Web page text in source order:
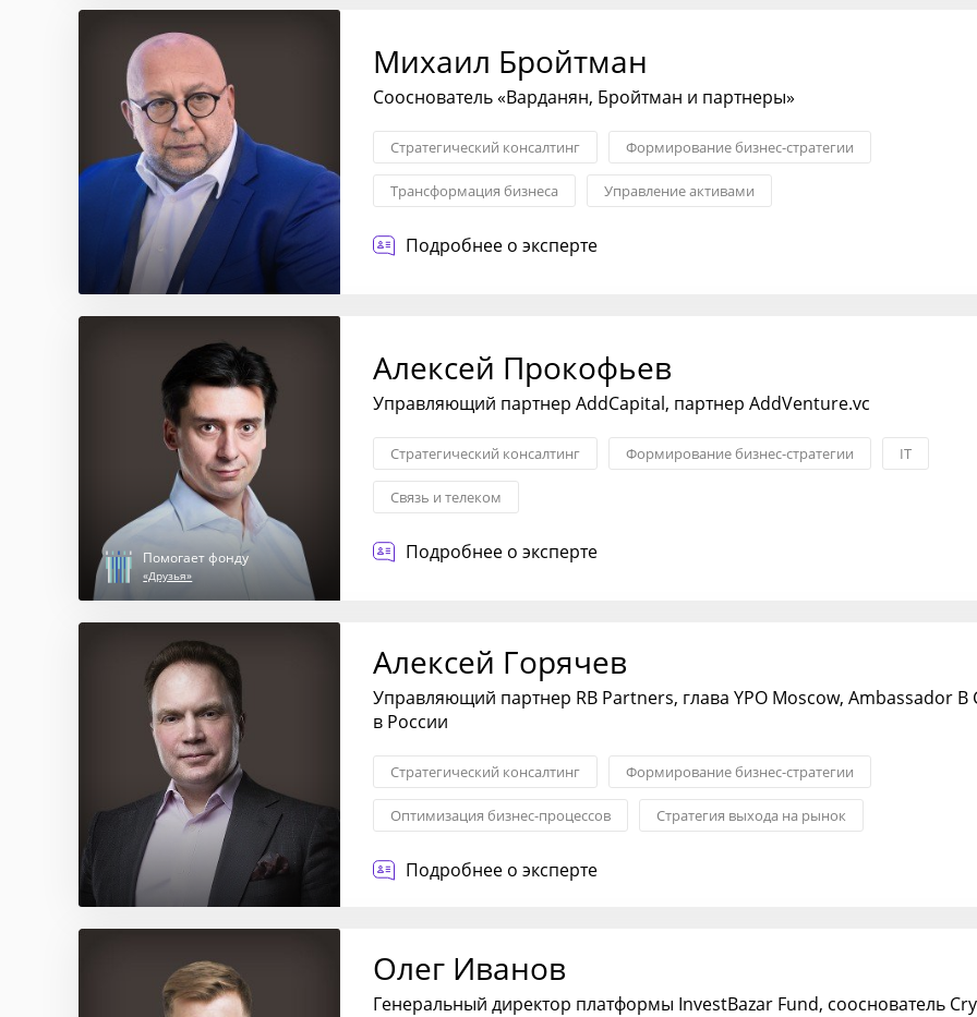
Михаил Бройтман
Сооснователь «Варданян, Бройтман и партнеры»
Стратегический консалтинг Формирование бизнес-стратегии
Трансформация бизнеса Управление активами
Подробнее о эксперте
Помогает фонду
«Друзья»
Алексей Прокофьев
Управляющий партнер AddCapital, партнер AddVenture.vc
Стратегический консалтинг Формирование бизнес-стратегии IT
Связь и телеком
Подробнее о эксперте
Алексей Горячев
Управляющий партнер RB Partners, глава YPO Moscow, Ambassador B
в России
Стратегический консалтинг Формирование бизнес-стратегии
Оптимизация бизнес-процессов Стратегия выхода на рынок
Управление активами
Подробнее о эксперте
Олег Иванов
Генеральный директор платформы InvestBazar Fund, сооснователь